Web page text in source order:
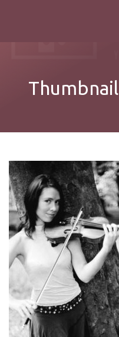
Thumbnail